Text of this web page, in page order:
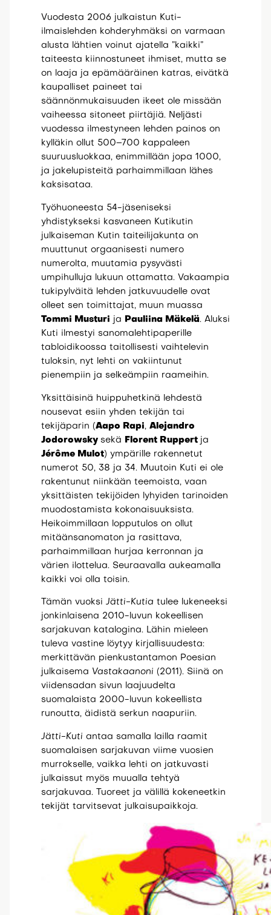
Vuodesta 2006 julkaistun Kuti-
ilmaislehden kohderyhmäksi on varmaan
alusta lähtien voinut ajatella ”kaikki”
taiteesta kiinnostuneet ihmiset, mutta se
on laaja ja epämääräinen katras, eivätkä
kaupalliset paineet tai
säännönmukaisuuden ikeet ole missään
vaiheessa sitoneet piirtäjiä. Neljästi
vuodessa ilmestyneen lehden painos on
kylläkin ollut 500–700 kappaleen
suuruusluokkaa, enimmillään jopa 1000,
ja jakelupisteitä parhaimmillaan lähes
kaksisataa.
Työhuoneesta 54-jäseniseksi
yhdistykseksi kasvaneen Kutikutin
julkaiseman Kutin taiteilijakunta on
muuttunut orgaanisesti numero
numerolta, muutamia pysyvästi
umpihulluja lukuun ottamatta. Vakaampia
tukipylväitä lehden jatkuvuudelle ovat
olleet sen toimittajat, muun muassa
Tommi Musturi ja Pauliina Mäkelä. Aluksi
Kuti ilmestyi sanomalehtipaperille
tabloidikoossa taitollisesti vaihtelevin
tuloksin, nyt lehti on vakiintunut
pienempiin ja selkeämpiin raameihin.
Yksittäisinä huippuhetkinä lehdestä
nousevat esiin yhden tekijän tai
tekijäparin (Aapo Rapi, Alejandro
Jodorowsky sekä Florent Ruppert ja
Jérôme Mulot) ympärille rakennetut
numerot 50, 38 ja 34. Muutoin Kuti ei ole
rakentunut niinkään teemoista, vaan
yksittäisten tekijöiden lyhyiden tarinoiden
muodostamista kokonaisuuksista.
Heikoimmillaan lopputulos on ollut
mitäänsanomaton ja rasittava,
parhaimmillaan hurjaa kerronnan ja
värien ilottelua. Seuraavalla aukeamalla
kaikki voi olla toisin.
Tämän vuoksi Jätti-Kutia tulee lukeneeksi
jonkinlaisena 2010-luvun kokeellisen
sarjakuvan katalogina. Lähin mieleen
tuleva vastine löytyy kirjallisuudesta:
merkittävän pienkustantamon Poesian
julkaisema Vastakaanoni (2011). Siinä on
viidensadan sivun laajuudelta
suomalaista 2000-luvun kokeellista
runoutta, äidistä serkun naapuriin.
Jätti-Kuti antaa samalla lailla raamit
suomalaisen sarjakuvan viime vuosien
murrokselle, vaikka lehti on jatkuvasti
julkaissut myös muualla tehtyä
sarjakuvaa. Tuoreet ja välillä kokeneetkin
tekijät tarvitsevat julkaisupaikkoja.